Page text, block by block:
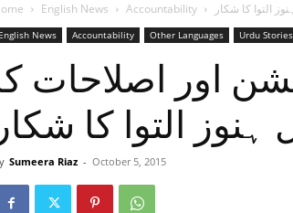
English News Accountability التوا کا شکار
English News Accountability Other Languages Urdu Stories
اور اصلاحات
التوا کا شکار
Sumeera Riaz - October 5, 2015